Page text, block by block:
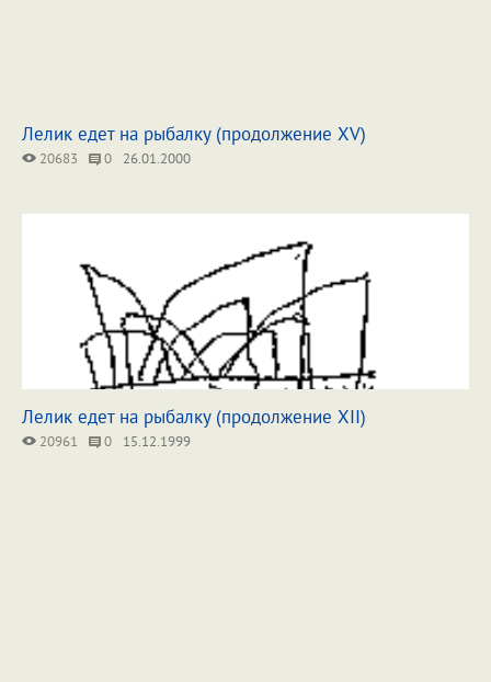
Лелик едет на рыбалку (продолжение XV)
20683 0 26.01.2000
Лелик едет на рыбалку (продолжение XII)
20961 0 15.12.1999